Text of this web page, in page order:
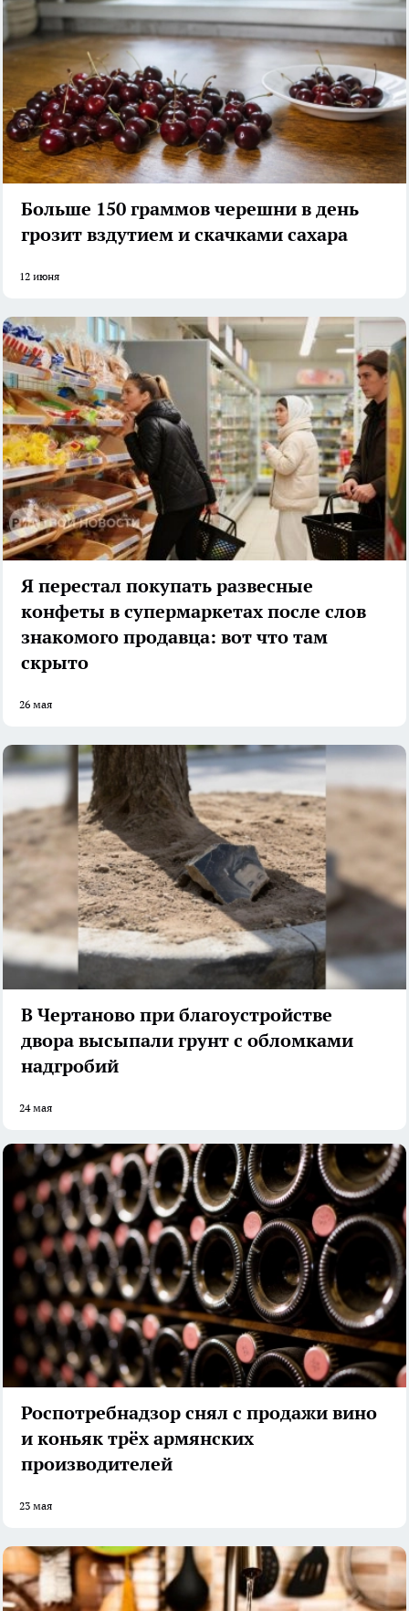
Больше 150 граммов черешни в день
грозит вздутием и скачками сахара
12 июня
Я перестал покупать развесные
конфеты в супермаркетах после слов
знакомого продавца: вот что там
скрыто
26 мая
В Чертаново при благоустройстве
двора высыпали грунт с обломками
надгробий
24 мая
Роспотребнадзор снял с продажи вино
и коньяк трёх армянских
производителей
23 мая